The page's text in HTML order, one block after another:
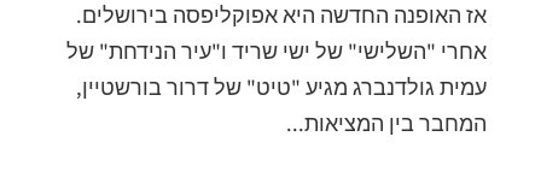
אז האופנה החדשה היא אפוקליפסה בירושלים.
אחרי "השלישי" של ישי שריד ו"עיר הנידחת" של
עמית גולדנברג מגיע "טיט" של דרור בורשטיין,
המחבר בין המציאות...